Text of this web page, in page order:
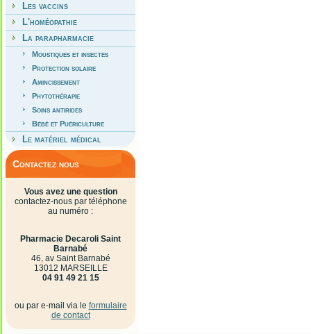
Les vaccins
L'homéopathie
La parapharmacie
Moustiques et insectes
Protection solaire
Amincissement
Phytothérapie
Soins antirides
Bébé et Puériculture
Le matériel médical
Contactez nous
Vous avez une question
contactez-nous par téléphone
au numéro :
Pharmacie Decaroli Saint
Barnabé
46, av Saint Barnabé
13012 MARSEILLE
04 91 49 21 15
ou par e-mail via le formulaire
de contact